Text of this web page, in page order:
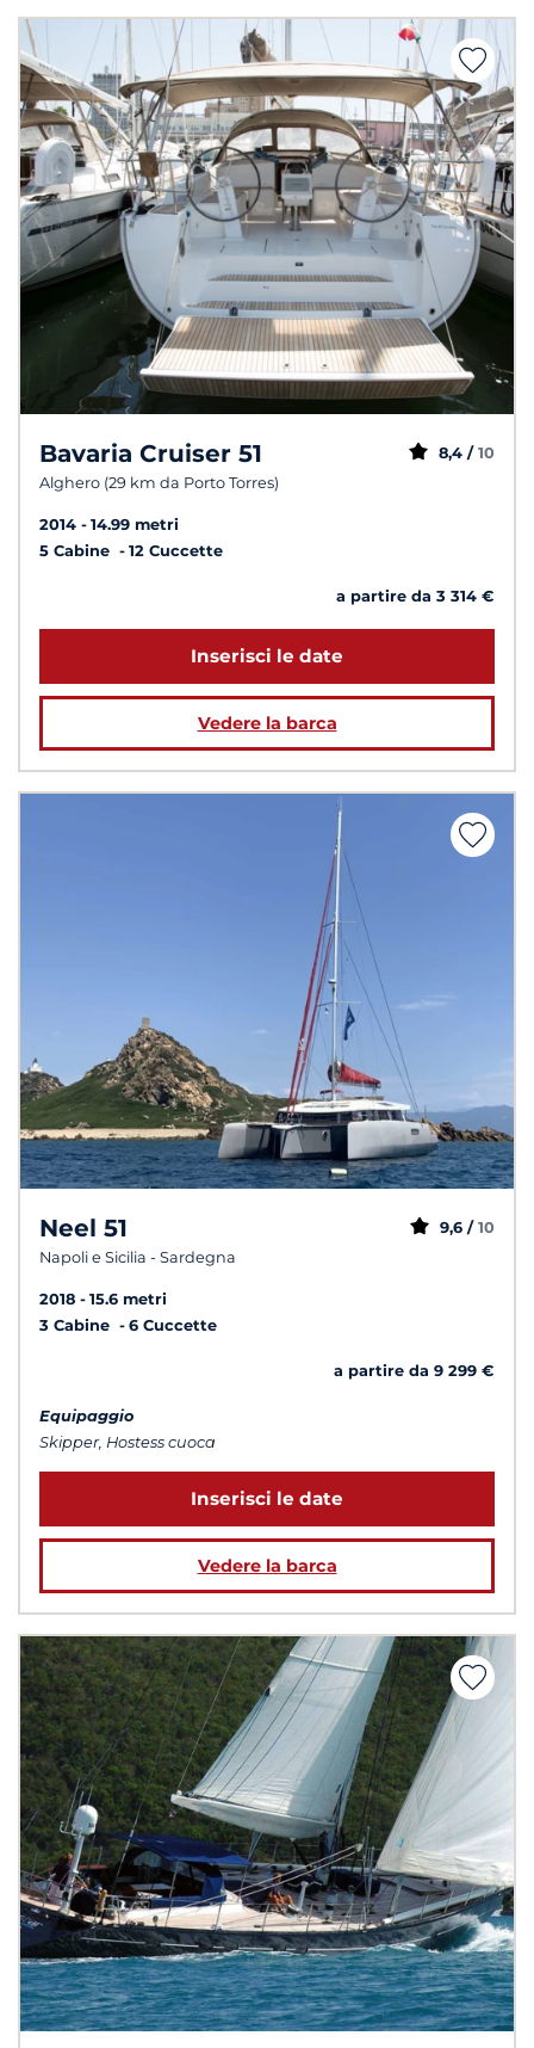
Bavaria Cruiser 51
Alghero (29 km da Porto Torres)
8,4 / 10
2014
14.99 metri
5 Cabine
12 Cuccette
a partire da 3 314 €
Inserisci le date
Vedere la barca
Neel 51
Napoli e Sicilia - Sardegna
9,6 / 10
2018
15.6 metri
3 Cabine
6 Cuccette
a partire da 9 299 €
Equipaggio
Skipper, Hostess cuoca
Inserisci le date
Vedere la barca